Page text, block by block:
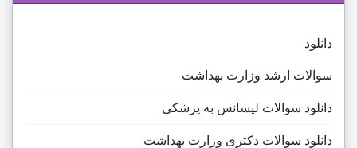
دانلود
سوالات ارشد وزارت بهداشت
دانلود سوالات لیسانس به پزشکی
دانلود سوالات دکتری وزارت بهداشت